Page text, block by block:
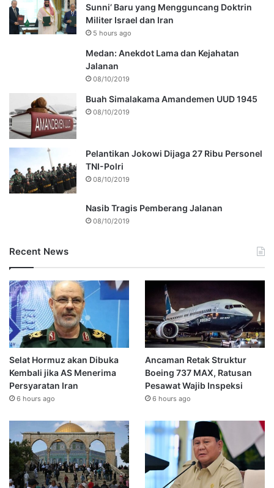
Sunni’ Baru yang Mengguncang Doktrin
Militer Israel dan Iran
5 hours ago
Medan: Anekdot Lama dan Kejahatan
Jalanan
08/10/2019
Buah Simalakama Amandemen UUD 1945
08/10/2019
Pelantikan Jokowi Dijaga 27 Ribu Personel
TNI-Polri
08/10/2019
Nasib Tragis Pemberang Jalanan
08/10/2019
Recent News
Selat Hormuz akan Dibuka
Kembali jika AS Menerima
Persyaratan Iran
6 hours ago
Ancaman Retak Struktur
Boeing 737 MAX, Ratusan
Pesawat Wajib Inspeksi
6 hours ago